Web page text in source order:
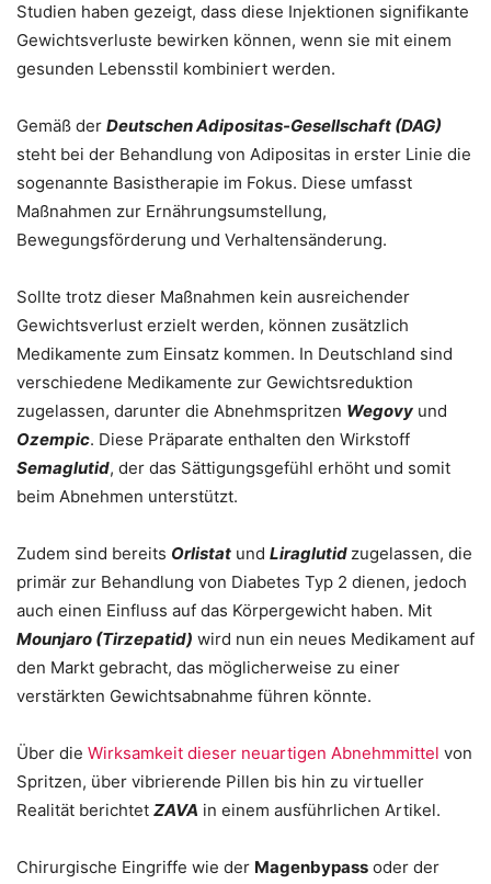
Studien haben gezeigt, dass diese Injektionen signifikante
Gewichtsverluste bewirken können, wenn sie mit einem
gesunden Lebensstil kombiniert werden.
Gemäß der Deutschen Adipositas-Gesellschaft (DAG)
steht bei der Behandlung von Adipositas in erster Linie die
sogenannte Basistherapie im Fokus. Diese umfasst
Maßnahmen zur Ernährungsumstellung,
Bewegungsförderung und Verhaltensänderung.
Sollte trotz dieser Maßnahmen kein ausreichender
Gewichtsverlust erzielt werden, können zusätzlich
Medikamente zum Einsatz kommen. In Deutschland sind
verschiedene Medikamente zur Gewichtsreduktion
zugelassen, darunter die Abnehmspritzen Wegovy und
Ozempic. Diese Präparate enthalten den Wirkstoff
Semaglutid, der das Sättigungsgefühl erhöht und somit
beim Abnehmen unterstützt.
Zudem sind bereits Orlistat und Liraglutid zugelassen, die
primär zur Behandlung von Diabetes Typ 2 dienen, jedoch
auch einen Einfluss auf das Körpergewicht haben. Mit
Mounjaro (Tirzepatid) wird nun ein neues Medikament auf
den Markt gebracht, das möglicherweise zu einer
verstärkten Gewichtsabnahme führen könnte.
Über die Wirksamkeit dieser neuartigen Abnehmmittel von
Spritzen, über vibrierende Pillen bis hin zu virtueller
Realität berichtet ZAVA in einem ausführlichen Artikel.
Chirurgische Eingriffe wie der Magenbypass oder der